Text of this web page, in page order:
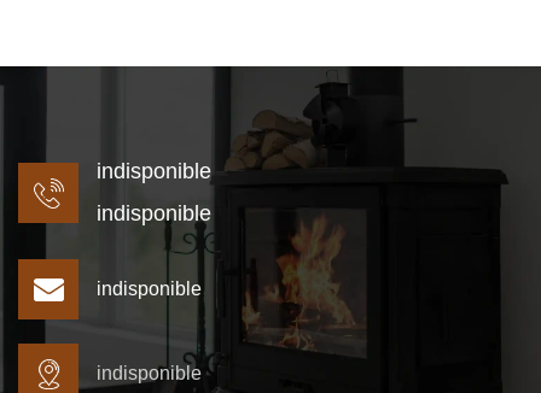
indisponible
indisponible
indisponible
indisponible